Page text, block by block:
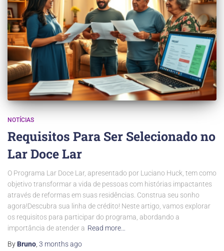
NOTÍCIAS
Requisitos Para Ser Selecionado no
Lar Doce Lar
O Programa Lar Doce Lar, apresentado por Luciano Huck, tem como
objetivo transformar a vida de pessoas com histórias impactantes
através de reformas em suas residências. Construa seu sonho
agora!Descubra sua linha de crédito! Neste artigo, vamos explorar
os requisitos para participar do programa, abordando a
importância de atender a Read more…
By Bruno 3 monthsago